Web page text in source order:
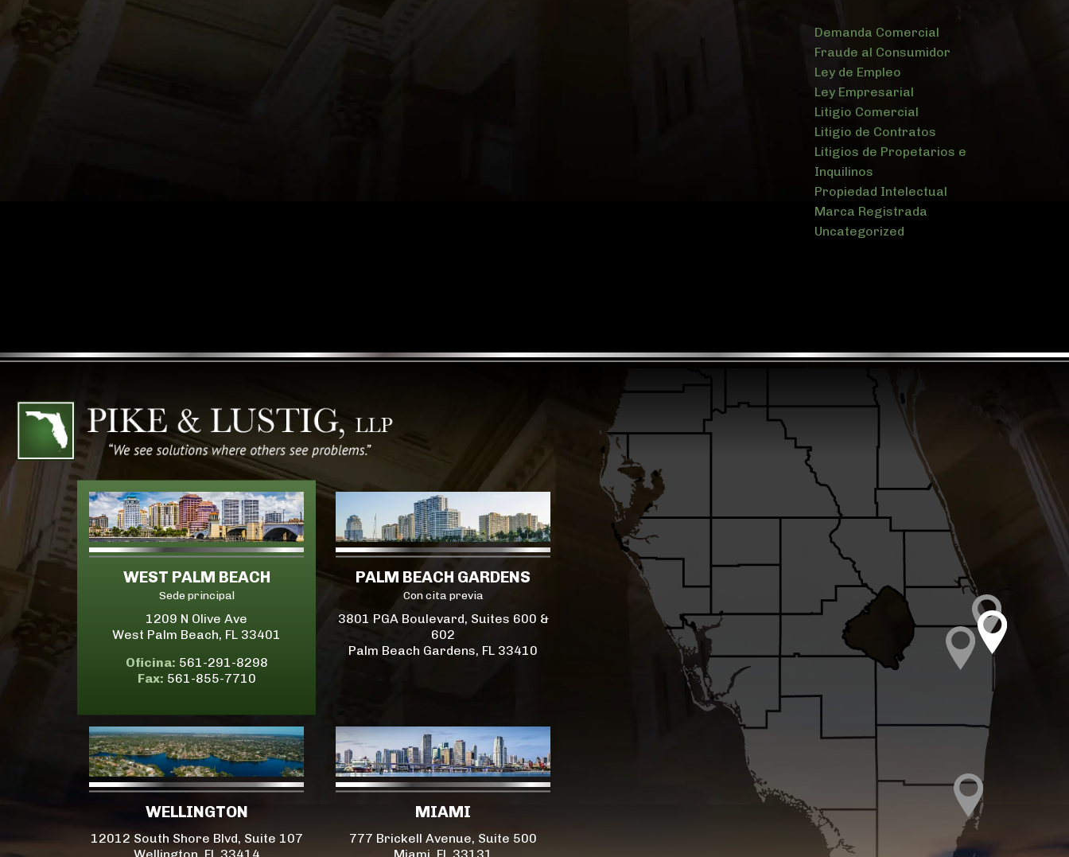
Demanda Comercial
Fraude al Consumidor
Ley de Empleo
Ley Empresarial
Litigio Comercial
Litigio de Contratos
Litigios de Propetarios e
Inquilinos
Propiedad Intelectual
Marca Registrada
Uncategorized
WEST PALM BEACH
Sede principal
1209 N Olive Ave
West Palm Beach, FL 33401
Oficina: 561-291-8298
Fax: 561-855-7710
PALM BEACH GARDENS
Con cita previa
3801 PGA Boulevard, Suites 600 &
602
Palm Beach Gardens, FL 33410
WELLINGTON
12012 South Shore Blvd, Suite 107
MIAMI
777 Brickell Avenue, Suite 500